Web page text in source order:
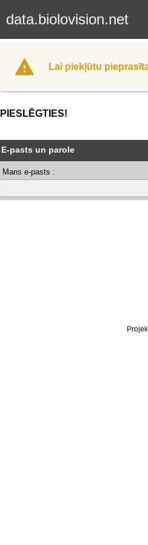
data.biolovision.net
Lai piekļūtu
PIESLĒGTIES!
E-pasts un parole
Mans e-pasts :